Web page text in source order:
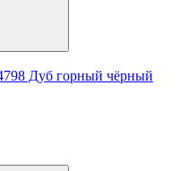
Дуб горный чёрный